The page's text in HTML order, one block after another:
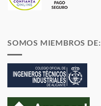
SOMOS MIEMBROS DE: